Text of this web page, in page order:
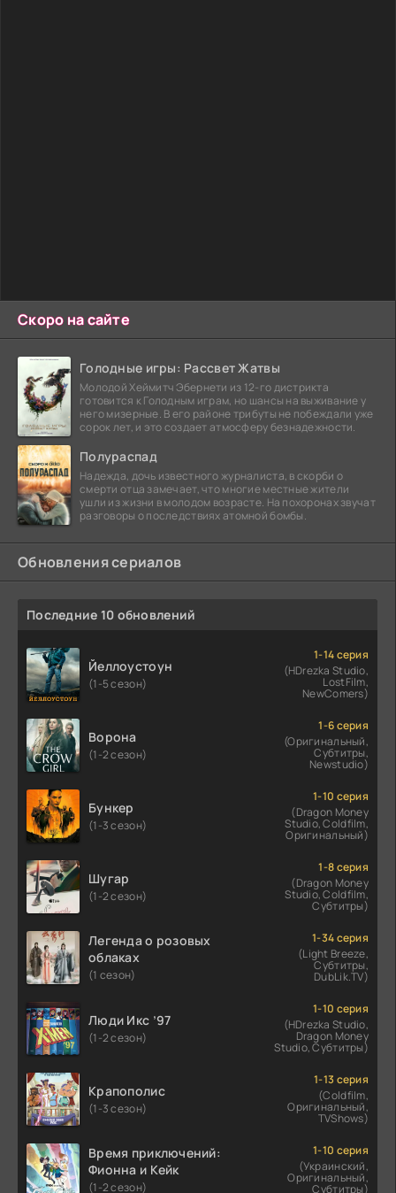
Скоро на сайте
Голодные игры: Рассвет Жатвы
Молодой Хеймитч Эбернети из 12-го дистрикта
готовится к Голодным играм, но шансы на выживание у
него мизерные. В его районе трибуты не побеждали уже
сорок лет, и это создает атмосферу безнадежности.
Полураспад
Надежда, дочь известного журналиста, в скорби о
смерти отца замечает, что многие местные жители
ушли из жизни в молодом возрасте. На похоронах звучат
разговоры о последствиях атомной бомбы.
Обновления сериалов
Последние 10 обновлений
Йеллоустоун
(1-5 сезон)
1-14 серия
(HDrezka Studio,
LostFilm,
NewComers)
Ворона
(1-2 сезон)
1-6 серия
(Оригинальный,
Субтитры,
Newstudio)
Бункер
(1-3 сезон)
1-10 серия
(Dragon Money
Studio, Coldfilm,
Оригинальный)
Шугар
(1-2 сезон)
1-8 серия
(Dragon Money
Studio, Coldfilm,
Субтитры)
Легенда о розовых
облаках
(1 сезон)
1-34 серия
(Light Breeze,
Субтитры,
DubLik.TV)
Люди Икс ’97
(1-2 сезон)
1-10 серия
(HDrezka Studio,
Dragon Money
Studio, Субтитры)
Крапополис
(1-3 сезон)
1-13 серия
(Coldfilm,
Оригинальный,
TVShows)
Время приключений:
Фионна и Кейк
(1-2 сезон)
1-10 серия
(Украинский,
Оригинальный,
Субтитры)